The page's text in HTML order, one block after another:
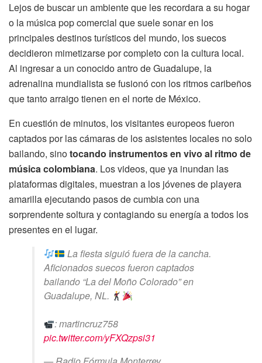
Lejos de buscar un ambiente que les recordara a su hogar
o la música pop comercial que suele sonar en los
principales destinos turísticos del mundo, los suecos
decidieron mimetizarse por completo con la cultura local.
Al ingresar a un conocido antro de Guadalupe, la
adrenalina mundialista se fusionó con los ritmos caribeños
que tanto arraigo tienen en el norte de México.
En cuestión de minutos, los visitantes europeos fueron
captados por las cámaras de los asistentes locales no solo
bailando, sinotocando instrumentos en vivo al ritmo de
música colombiana. Los videos, que ya inundan las
plataformas digitales, muestran a los jóvenes de playera
amarilla ejecutando pasos de cumbia con una
sorprendente soltura y contagiando su energía a todos los
presentes en el lugar.
La fiesta siguió fuera de la cancha.
Aficionados suecos fueron captados
bailando “La del Moño Colorado” en
Guadalupe, NL.
: martincruz758
pic.twitter.com/yFXQzpsi31